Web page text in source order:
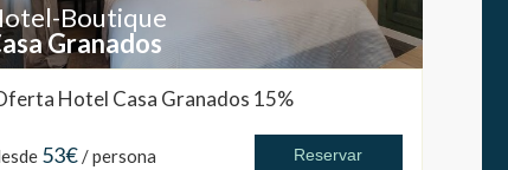
Boutique
Granados
Hotel Casa Granados 15%
53€/ persona Reservar